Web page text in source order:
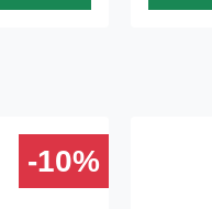
-10%